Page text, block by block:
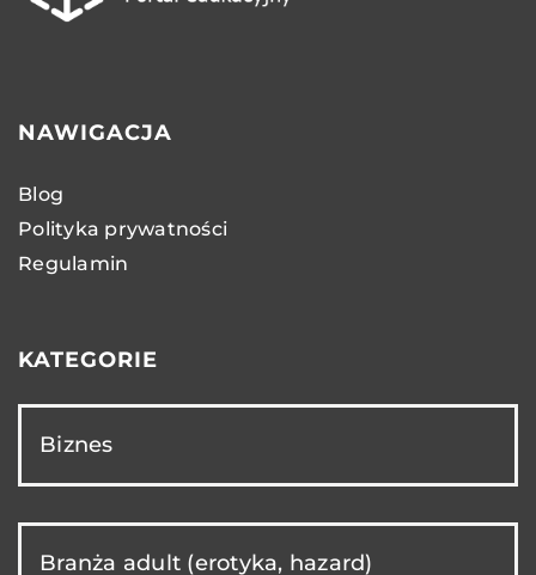
NAWIGACJA
Blog
Polityka prywatności
Regulamin
KATEGORIE
Biznes
Branża adult (erotyka, hazard)